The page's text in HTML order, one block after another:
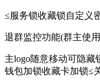
≤服务锁收藏锁自定义
退群监控功能(群主使
主logo随意移动可隐
钱包加锁收藏卡加锁≤